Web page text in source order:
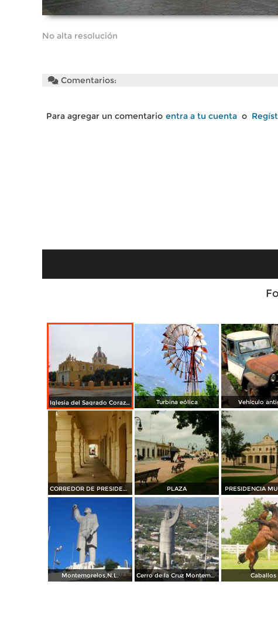
No alta resolución
Comentarios:
Para agregar un comentario entra a tu cuenta o
Iglesia del Sagrado Corazón Marzo 2014 Turbina eólica Vehículo
CORREDOR DE PRESIDENCIA MUNICIPAL PLAZA PRESIDENCIA
Montemorelos,N.L. Cerro de la Cruz Montemorelos, N.L. Caballos